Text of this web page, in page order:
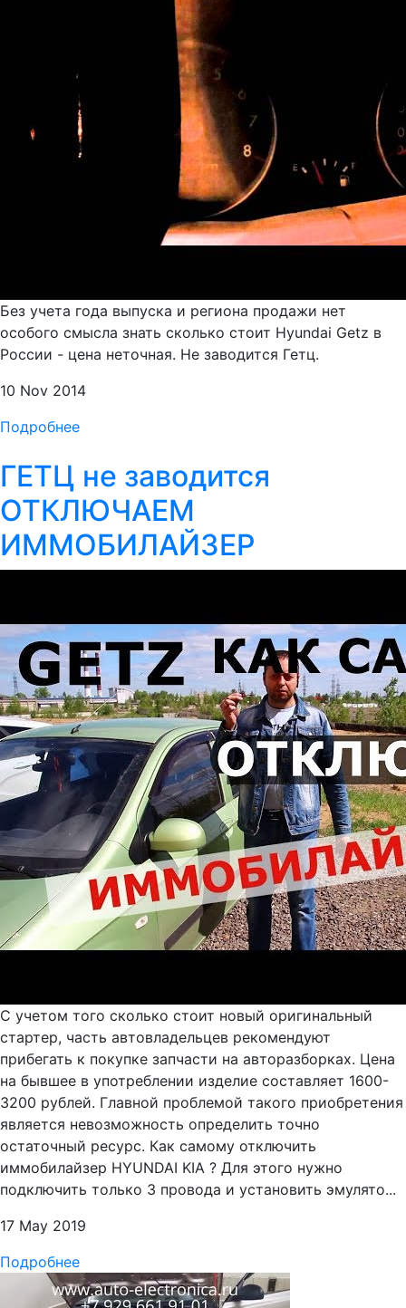
Без учета года выпуска и региона продажи нет
особого смысла знать сколько стоит Hyundai Getz в
России - цена неточная. Не заводится Гетц.
10 Nov 2014
Подробнее
ГЕТЦ не заводится
ОТКЛЮЧАЕМ
ИММОБИЛАЙЗЕР
С учетом того сколько стоит новый оригинальный
стартер, часть автовладельцев рекомендуют
прибегать к покупке запчасти на авторазборках. Цена
на бывшее в употреблении изделие составляет 1600-
3200 рублей. Главной проблемой такого приобретения
является невозможность определить точно
остаточный ресурс. Как самому отключить
иммобилайзер HYUNDAI KIA ? Для этого нужно
подключить только 3 провода и установить эмулято...
17 May 2019
Подробнее